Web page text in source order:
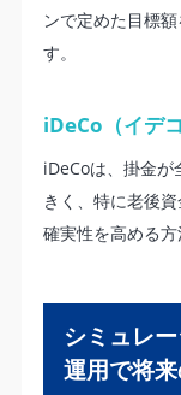
ンで定めた目標
す。
iDeCo（イデ
iDeCoは、掛金
きく、特に老後
確実性を高める方
シミュレ
運用で将